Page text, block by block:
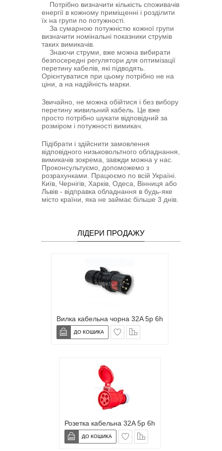
Потрібно визначити кількість споживачів
енергії в кожному приміщенні і розділити
їх на групи по потужності.
За сумарною потужністю кожної групи
визначити номінальні показники струмів
таких вимикачів.
Знаючи струми, вже можна вибирати
безпосередні регулятори для оптимізації
перетину кабелів, які підводять.
Орієнтуватися при цьому потрібно не на
ціни, а на надійність марки.
Звичайно, не можна обійтися і без вибору
перетину живильний кабель. Це вже
просто потрібно шукати відповідний за
розміром і потужності вимикач.
Підібрати і здійснити замовлення
відповідного низьковольтного обладнання,
вимикачів зокрема, завжди можна у нас.
Проконсультуємо, допоможемо з
розрахунками. Працюємо по всій Україні.
Київ, Чернігів, Харків, Одеса, Вінниця або
Львів - відправка обладнання в будь-яке
місто країни, яка не займає більше 3 днів.
ЛІДЕРИ ПРОДАЖУ
Вилка кабельна чорна 32A 5p 6h
в закладки
Розетка кабельна 32A 5p 6h
в закладки